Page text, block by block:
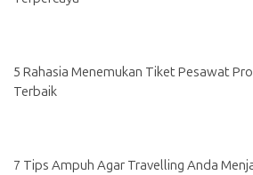
5 Rahasia Menemukan Tiket Pesawat
Terbaik
7 Tips Ampuh Agar Travelling Anda